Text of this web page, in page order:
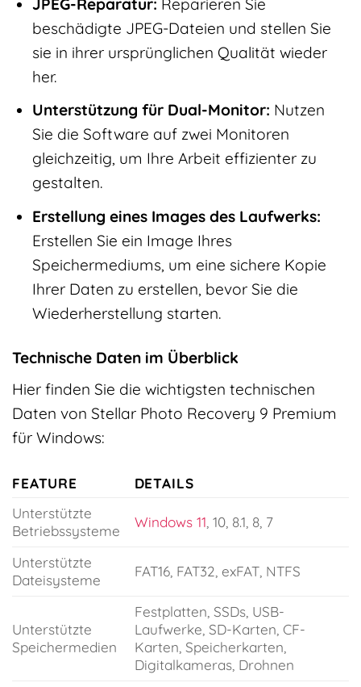
beschädigte JPEG-Dateien und stellen Sie
sie in ihrer ursprünglichen Qualität wieder
her.
Unterstützung für Dual-Monitor: Nutzen
Sie die Software auf zwei Monitoren
gleichzeitig, um Ihre Arbeit effizienter zu
gestalten.
Erstellung eines Images des Laufwerks:
Erstellen Sie ein Image Ihres
Speichermediums, um eine sichere Kopie
Ihrer Daten zu erstellen, bevor Sie die
Wiederherstellung starten.
Technische Daten im Überblick
Hier finden Sie die wichtigsten technischen
Daten von Stellar Photo Recovery 9 Premium
für Windows:
FEATURE
DETAILS
Unterstützte
Betriebssysteme
Windows 11, 10, 8.1, 8, 7
Unterstützte
Dateisysteme
FAT16, FAT32, exFAT, NTFS
Unterstützte
Speichermedien
Festplatten, SSDs, USB-
Laufwerke, SD-Karten, CF-
Karten, Speicherkarten,
Digitalkameras, Drohnen